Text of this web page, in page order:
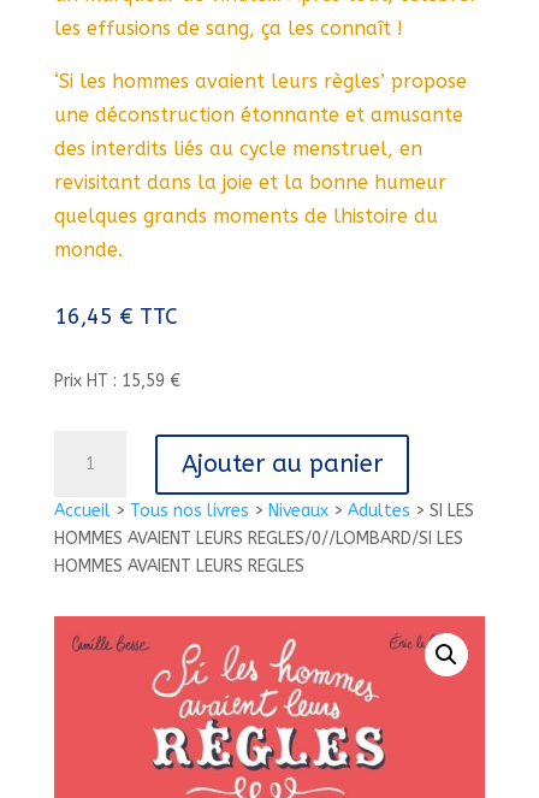
Accueil> Tous nos livres > Niveaux> Adultes > SI LES
HOMMES AVAIENT LEURS REGLES/0//LOMBARD/SI LES
HOMMES AVAIENT LEURS REGLES
les effusions de sang, ça les connaît !
‘Si les hommes avaient leurs règles’ propose
une déconstruction étonnante et amusante
des interdits liés au cycle menstruel, en
revisitant dans la joie et la bonne humeur
quelques grands moments de lhistoire du
monde.
16,45 € TTC
Prix HT : 15,59 €
SI
LES
HOMMES
REGLES/0//LOMBARD/SI
Ajouter au panier